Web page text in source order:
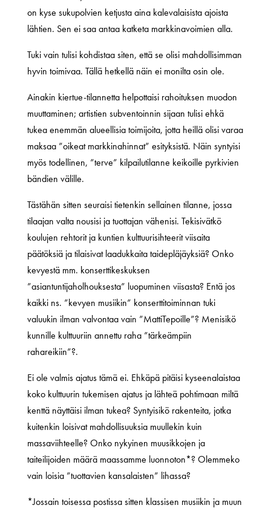
on kyse sukupolvien ketjusta aina kalevalaisista ajoista
lähtien. Sen ei saa antaa katketa markkinavoimien alla.
Tuki vain tulisi kohdistaa siten, että se olisi mahdollisimman
hyvin toimivaa. Tällä hetkellä näin ei monilta osin ole.
Ainakin kiertue-tilannetta helpottaisi rahoituksen muodon
muuttaminen; artistien subventoinnin sijaan tulisi ehkä
tukea enemmän alueellisia toimijoita, jotta heillä olisi varaa
maksaa ”oikeat markkinahinnat” esityksistä. Näin syntyisi
myös todellinen, ”terve” kilpailutilanne keikoille pyrkivien
bändien välille.
Tästähän sitten seuraisi tietenkin sellainen tilanne, jossa
tilaajan valta nousisi ja tuottajan vähenisi. Tekisivätkö
koulujen rehtorit ja kuntien kulttuurisihteerit viisaita
päätöksiä ja tilaisivat laadukkaita taidepläjäyksiä? Onko
kevyestä mm. konserttikeskuksen
”asiantuntijaholhouksesta” luopuminen viisasta? Entä jos
kaikki ns. ”kevyen musiikin” konserttitoiminnan tuki
valuukin ilman valvontaa vain ”MattiTepoille”? Menisikö
kunnille kulttuuriin annettu raha ”tärkeämpiin
rahareikiin”?.
Ei ole valmis ajatus tämä ei. Ehkäpä pitäisi kyseenalaistaa
koko kulttuurin tukemisen ajatus ja lähteä pohtimaan miltä
kenttä näyttäisi ilman tukea? Syntyisikö rakenteita, jotka
kuitenkin loisivat mahdollisuuksia muullekin kuin
massaviihteelle? Onko nykyinen muusikkojen ja
taiteilijoiden määrä maassamme luonnoton*? Olemmeko
vain loisia ”tuottavien kansalaisten” lihassa?
*Jossain toisessa postissa sitten klassisen musiikin ja muun